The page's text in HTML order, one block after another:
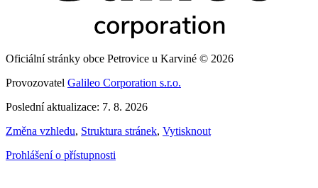
Oficiální stránky obce Petrovice u Karviné © 2026
Provozovatel Galileo Corporation s.r.o.
Poslední aktualizace: 7. 8. 2026
Změna vzhledu, Struktura stránek, Vytisknout
Prohlášení o přístupnosti